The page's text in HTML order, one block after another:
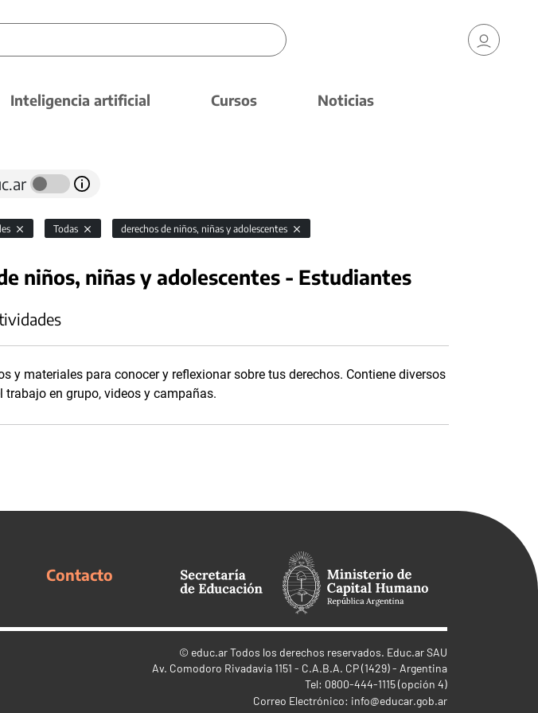
Inteligencia artificial Cursos Noticias
Todas derechos de niños, niñas y adolescentes
niños, niñas y adolescentes - Estudiantes
y materiales para conocer y reflexionar sobre tus derechos. Contiene diversos
trabajo en grupo, videos y campañas.
Contacto
© educ.arTodos los derechos reservados. Educ.ar SAU
Av. Comodoro Rivadavia 1151 - C.A.B.A. CP (1429) - Argentina
Tel: 0800-444-1115 (opción 4)
Correo Electrónico: info@educar.gob.ar